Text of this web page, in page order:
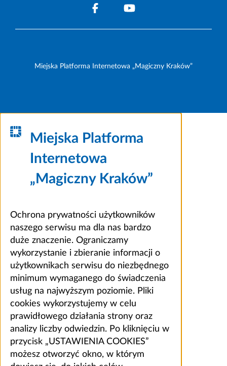
Miejska Platforma Internetowa „Magiczny Kraków”
Miejska Platforma
Internetowa
„Magiczny Kraków”
Ochrona prywatności użytkowników
naszego serwisu ma dla nas bardzo
duże znaczenie. Ograniczamy
wykorzystanie i zbieranie informacji o
użytkownikach serwisu do niezbędnego
minimum wymaganego do świadczenia
usług na najwyższym poziomie. Pliki
cookies wykorzystujemy w celu
prawidłowego działania strony oraz
analizy liczby odwiedzin. Po kliknięciu w
przycisk „USTAWIENIA COOKIES”
możesz otworzyć okno, w którym